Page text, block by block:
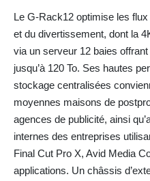
Le G-Rack12 optimise les
et du divertissement, dont la
via un serveur 12 baies
jusqu’à 120 To. Ses hautes
stockage centralisées
moyennes maisons de
agences de publicité, ainsi
internes des entreprises
Final Cut Pro X, Avid Media
applications. Un châssis